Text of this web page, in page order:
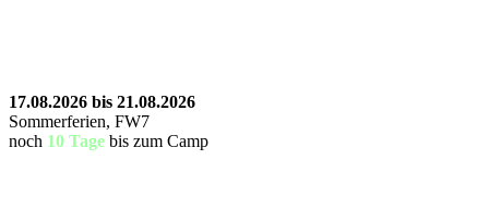
17.08.2026 bis 21.08.2026
Sommerferien, FW7
noch 10 Tage bis zum Camp